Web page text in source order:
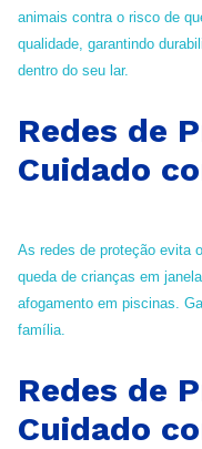
animais contra o risco de
qualidade, garantindo
dentro do seu lar.
Redes de
Cuidado
As redes de proteção evita
queda de crianças em
afogamento em piscinas.
família.
Redes de
Cuidado